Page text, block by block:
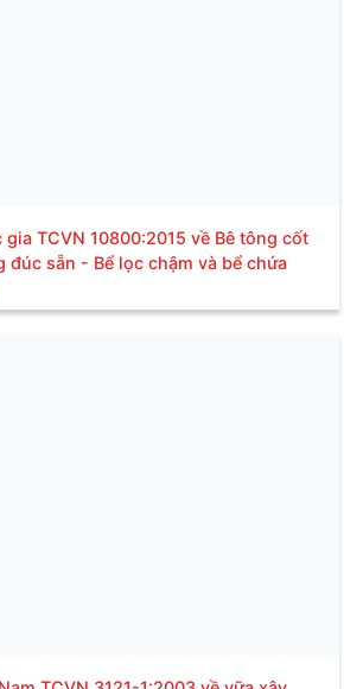
TCVN 10800:2015 về Bê tông cốt
đúc sẵn - Bể lọc chậm và bể chứa